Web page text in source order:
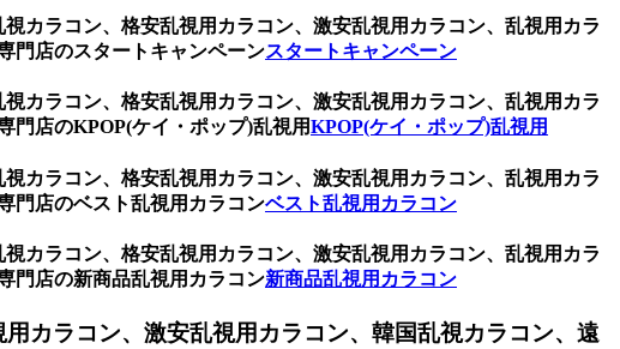
カラコン、格安乱視用カラコン、激安乱視用カラコン、乱視用カラ
門店のスタートキャンペーンスタートキャンペーン
カラコン、格安乱視用カラコン、激安乱視用カラコン、乱視用カラ
門店のKPOP(ケイ・ポップ)乱視用KPOP(ケイ・ポップ)乱視用
カラコン、格安乱視用カラコン、激安乱視用カラコン、乱視用カラ
門店のベスト乱視用カラコンベスト乱視用カラコン
カラコン、格安乱視用カラコン、激安乱視用カラコン、乱視用カラ
門店の新商品乱視用カラコン新商品乱視用カラコン
カラコン、激安乱視用カラコン、韓国乱視カラコン、遠